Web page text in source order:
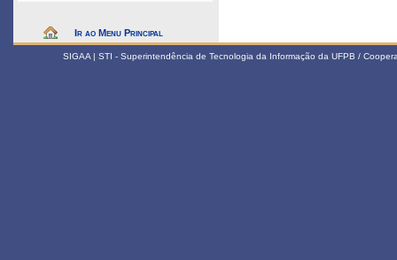
Ir ao Menu Principal
SIGAA | STI - Superintendência de Tecnologia da Informação da UFPB /